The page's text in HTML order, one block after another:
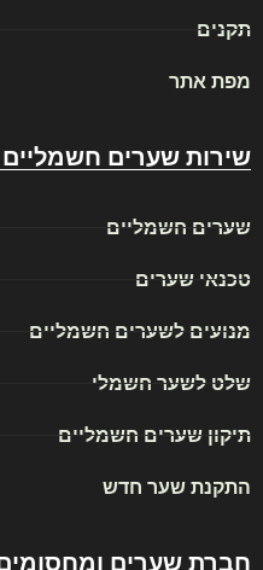
תקנים
מפת אתר
שירות שערים
שערים חשמליים
טכנאי שערים
מנועים לשערים חשמליים
שלט לשער חשמלי
תיקון שערים חשמליים
התקנת שער חדש
חברת שערים